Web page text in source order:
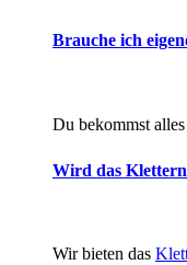
Brauche ich
Du bekommst
Wird das
Wir bieten das